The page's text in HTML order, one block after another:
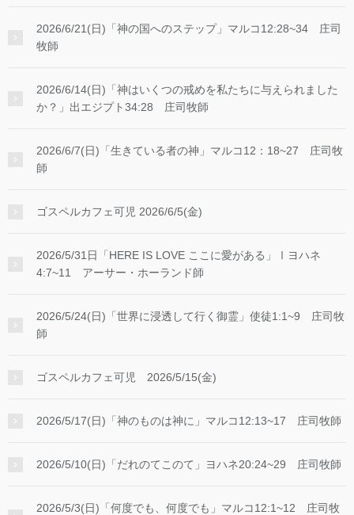
2026/6/21(日)「神の国へのステップ」マルコ12:28~34 庄司
牧師
2026/6/14(日)「神はいくつの戒めを私たちに与えられました
か？」出エジプト34:28 庄司牧師
2026/6/7(日)「生きている者の神」マルコ12：18~27 庄司牧
師
ゴスペルカフェ可児 2026/6/5(金)
2026/5/31日「HERE IS LOVE ここに愛がある」Ⅰヨハネ
4:7~11 アーサー・ホーランド師
2026/5/24(日)「世界に浸透して行く御霊」使徒1:1~9 庄司牧
師
ゴスペルカフェ可児 2026/5/15(金)
2026/5/17(日)「神のものは神に」マルコ12:13~17 庄司牧師
2026/5/10(日)「だれのてこのて」ヨハネ20:24~29 庄司牧師
2026/5/3(日)「何度でも、何度でも」マルコ12:1~12 庄司牧